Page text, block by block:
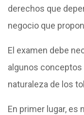
derechos que
negocio que
El examen debe
algunos conceptos
naturaleza de los
En primer lugar, es